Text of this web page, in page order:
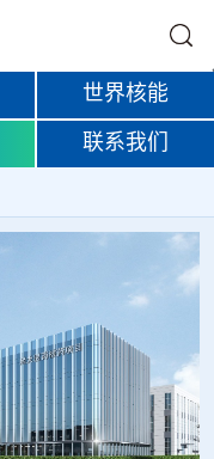
世界核能
联系我们